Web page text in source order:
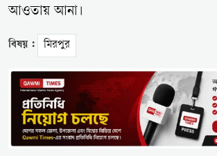
আওতায় আনা।
বিষয় : মিরপুর